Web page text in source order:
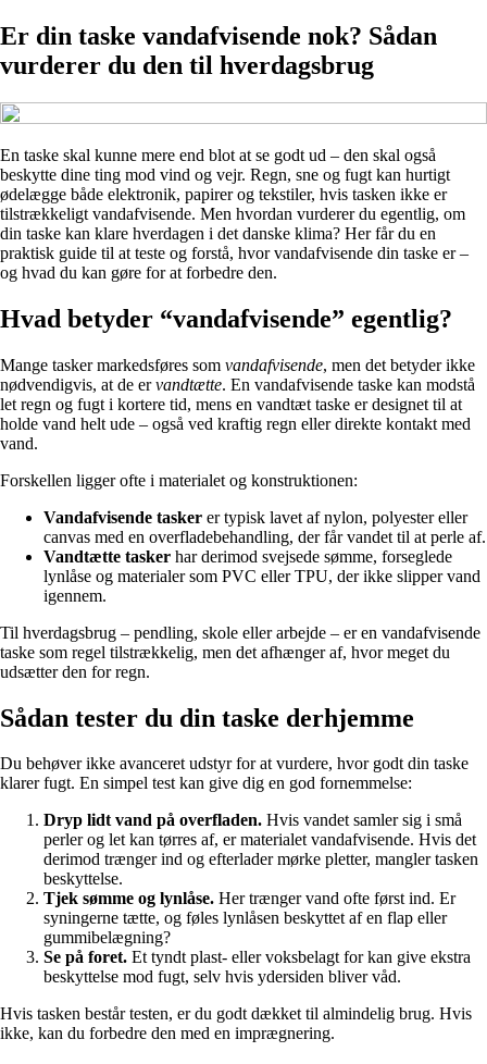
Er din taske vandafvisende nok? Sådan
vurderer du den til hverdagsbrug
En taske skal kunne mere end blot at se godt ud – den skal også
beskytte dine ting mod vind og vejr. Regn, sne og fugt kan hurtigt
ødelægge både elektronik, papirer og tekstiler, hvis tasken ikke er
tilstrækkeligt vandafvisende. Men hvordan vurderer du egentlig, om
din taske kan klare hverdagen i det danske klima? Her får du en
praktisk guide til at teste og forstå, hvor vandafvisende din taske er –
og hvad du kan gøre for at forbedre den.
Hvad betyder “vandafvisende” egentlig?
Mange tasker markedsføres som vandafvisende, men det betyder ikke
nødvendigvis, at de ervandtætte. En vandafvisende taske kan modstå
let regn og fugt i kortere tid, mens en vandtæt taske er designet til at
holde vand helt ude – også ved kraftig regn eller direkte kontakt med
vand.
Forskellen ligger ofte i materialet og konstruktionen:
Vandafvisende tasker er typisk lavet af nylon, polyester eller
canvas med en overfladebehandling, der får vandet til at perle af.
Vandtætte tasker har derimod svejsede sømme, forseglede
lynlåse og materialer som PVC eller TPU, der ikke slipper vand
igennem.
Til hverdagsbrug – pendling, skole eller arbejde – er en vandafvisende
taske som regel tilstrækkelig, men det afhænger af, hvor meget du
udsætter den for regn.
Sådan tester du din taske derhjemme
Du behøver ikke avanceret udstyr for at vurdere, hvor godt din taske
klarer fugt. En simpel test kan give dig en god fornemmelse:
Dryp lidt vand på overfladen. Hvis vandet samler sig i små
perler og let kan tørres af, er materialet vandafvisende. Hvis det
derimod trænger ind og efterlader mørke pletter, mangler tasken
beskyttelse.
Tjek sømme og lynlåse. Her trænger vand ofte først ind. Er
syningerne tætte, og føles lynlåsen beskyttet af en flap eller
gummibelægning?
Se på foret. Et tyndt plast- eller voksbelagt for kan give ekstra
beskyttelse mod fugt, selv hvis ydersiden bliver våd.
Hvis tasken består testen, er du godt dækket til almindelig brug. Hvis
ikke, kan du forbedre den med en imprægnering.